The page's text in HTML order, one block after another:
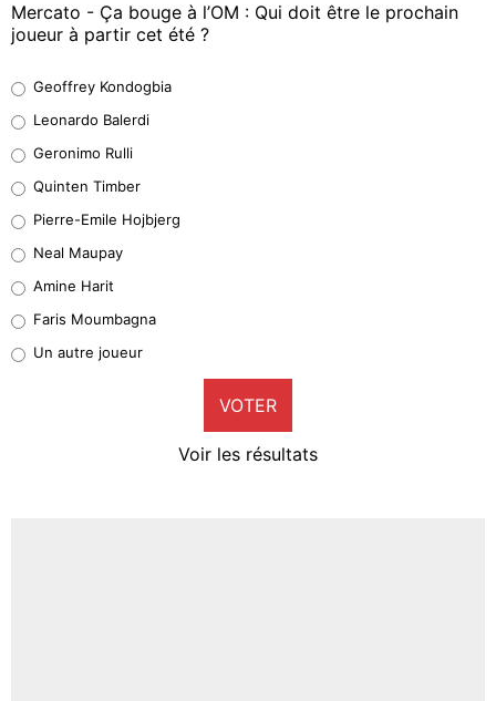
Mercato - Ça bouge à l’OM : Qui doit être le prochain
joueur à partir cet été ?
38%
32%
5%
1%
9%
Geoffrey Kondogbia
Leonardo Balerdi
Geronimo Rulli
Quinten Timber
Pierre-Emile Hojbjerg
Neal Maupay
Amine Harit
Faris Moumbagna
Un autre joueur
VOTER
Voir les résultats